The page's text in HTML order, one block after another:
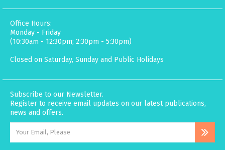
Office Hours:
Monday - Friday
(10:30am - 12:30pm; 2:30pm - 5:30pm)
Closed on Saturday, Sunday and Public Holidays
Subscribe to our Newsletter.
Register to receive email updates on our latest publications,
news and offers.